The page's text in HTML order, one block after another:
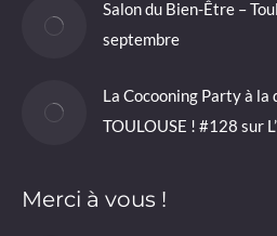
Salon du Bien-Être –
septembre
La Cocooning Party à
TOULOUSE ! #128 sur
Merci à vous !